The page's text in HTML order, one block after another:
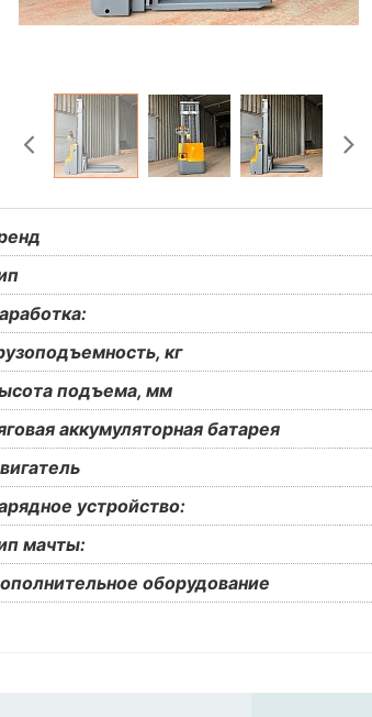
кг
подъема, мм
аккумуляторная батарея
устройство:
мачты:
оборудование